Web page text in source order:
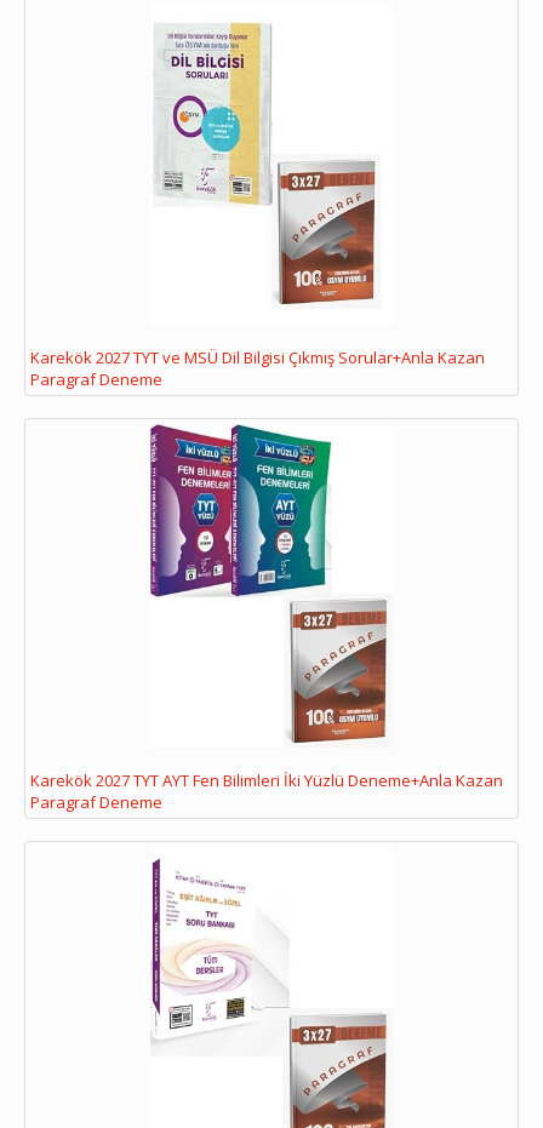
Karekök 2027 TYT ve MSÜ Dil Bilgisi Çıkmış Sorular+Anla Kazan
Paragraf Deneme
Karekök 2027 TYT AYT Fen Bilimleri İki Yüzlü Deneme+Anla Kazan
Paragraf Deneme